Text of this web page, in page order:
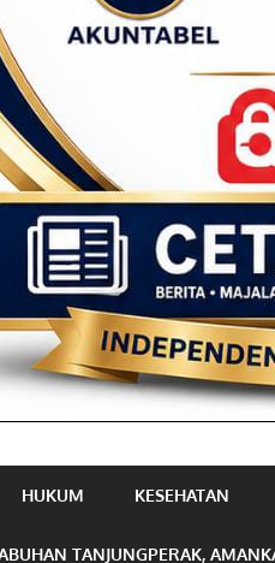
HUKUM KESEHATAN
TANJUNGPERAK,